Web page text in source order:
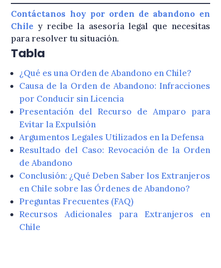
Contáctanos hoy por orden de abandono en
Chile y recibe la asesoría legal que necesitas
para resolver tu situación.
Tabla
¿Qué es una Orden de Abandono en Chile?
Causa de la Orden de Abandono: Infracciones
por Conducir sin Licencia
Presentación del Recurso de Amparo para
Evitar la Expulsión
Argumentos Legales Utilizados en la Defensa
Resultado del Caso: Revocación de la Orden
de Abandono
Conclusión: ¿Qué Deben Saber los Extranjeros
en Chile sobre las Órdenes de Abandono?
Preguntas Frecuentes (FAQ)
Recursos Adicionales para Extranjeros en
Chile